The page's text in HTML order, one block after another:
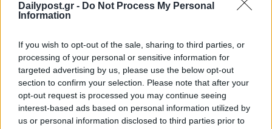
Dailypost.gr - Do Not Process My Personal
Information
If you wish to opt-out of the sale, sharing to third parties, or
processing of your personal or sensitive information for
targeted advertising by us, please use the below opt-out
section to confirm your selection. Please note that after your
opt-out request is processed you may continue seeing
interest-based ads based on personal information utilized by
us or personal information disclosed to third parties prior to